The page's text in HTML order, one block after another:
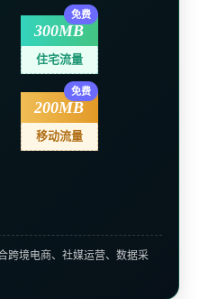
免费
300MB
住宅流量
免费
200MB
移动流量
跨境电商、社媒运营、数据采